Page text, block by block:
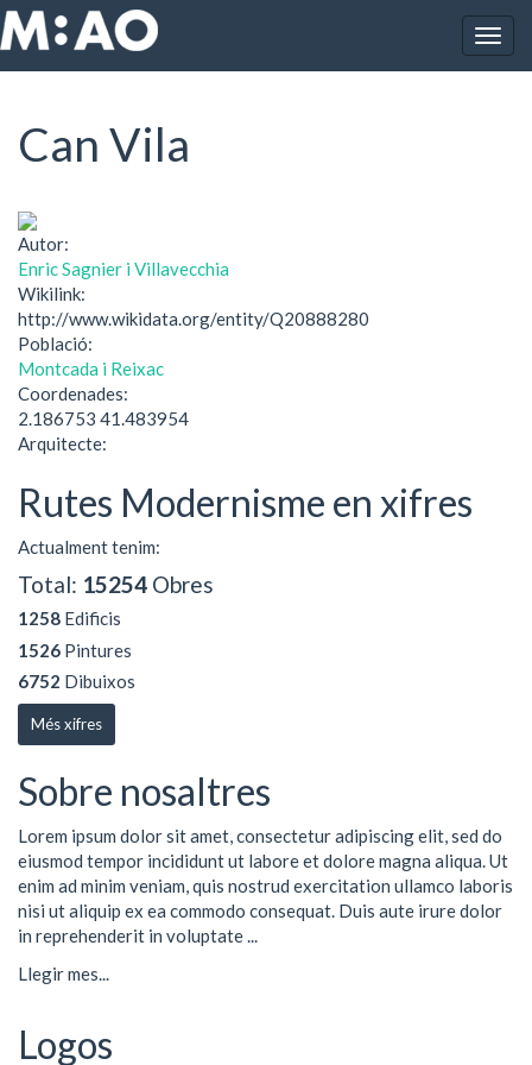
Vés al contingut
Inici Can Vila
Can Vila
Autor:
Enric Sagnier i Villavecchia
Wikilink:
http://www.wikidata.org/entity/Q20888280
Població:
Montcada i Reixac
Coordenades:
2.186753 41.483954
Arquitecte:
Rutes Modernisme en xifres
Actualment tenim:
Total: 15254 Obres
1258 Edificis
1526 Pintures
6752 Dibuixos
Més xifres
Sobre nosaltres
Lorem ipsum dolor sit amet, consectetur adipiscing elit, sed do
eiusmod tempor incididunt ut labore et dolore magna aliqua. Ut
enim ad minim veniam, quis nostrud exercitation ullamco laboris
nisi ut aliquip ex ea commodo consequat. Duis aute irure dolor
in reprehenderit in voluptate ...
Llegir mes...
Logos